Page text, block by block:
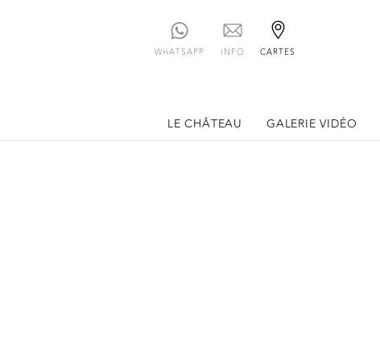
WHATSAPP INFO CARTES
LE CHÂTEAU GALERIE VIDÉO